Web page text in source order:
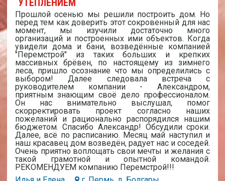
УТЕПЛЕНИЕМ
Прошлой осенью мы решили построить дом. Но
перед тем как доверить этот сокровенный для нас
момент, мы изучили достаточно много
организаций и построенных ими объектов. Когда
увидели дома и бани, возведённые компанией
"Перемстрой" из таких больших и крепких
массивных брёвен, по настоящему из зимнего
леса, пришло осознание что мы определились с
выбором! Далее следовала встреча с
руководителем компании - Александром,
приятным знающим своё дело профессионалом.
Он нас внимательно выслушал, помог
скорректировать проект согласно наших
пожеланий и рационально распорядился нашим
бюджетом. Спасибо Александр! Обсудили сроки.
Далее, всё по расписанию. Месяц май наступил и
наш красавец дом возведён, радует нас и соседей.
Очень приятно воплощать свои мечты и желания с
такой грамотной и опытной командой.
РЕКОМЕНДУЕМ компанию Перемстрой!!!